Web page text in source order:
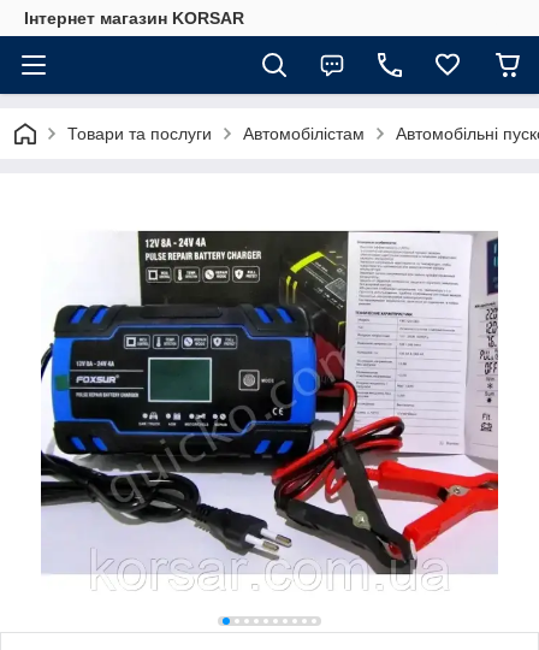
Iнтернет магазин KORSAR
Товари та послуги Автомобілістам Автомобільні